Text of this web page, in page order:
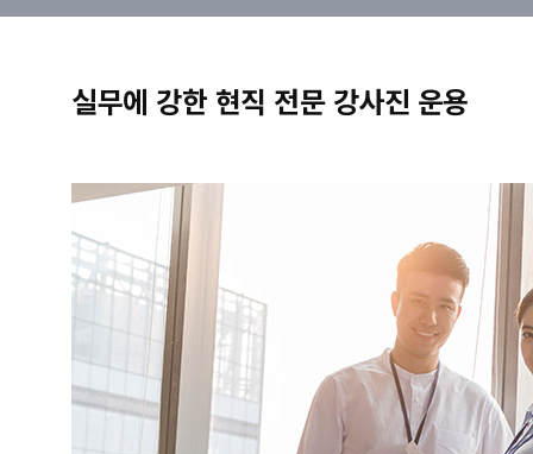
실무에 강한 현직 전문 강사진 운용